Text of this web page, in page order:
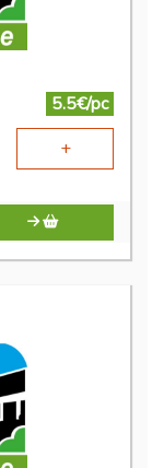
5.5€/pc
+